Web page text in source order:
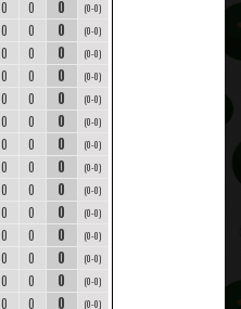
0 0 0 (0-0)
0 0 0 (0-0)
0 0 0 (0-0)
0 0 0 (0-0)
0 0 0 (0-0)
0 0 0 (0-0)
0 0 0 (0-0)
0 0 0 (0-0)
0 0 0 (0-0)
0 0 0 (0-0)
0 0 0 (0-0)
0 0 0 (0-0)
0 0 0 (0-0)
0 0 0 (0-0)